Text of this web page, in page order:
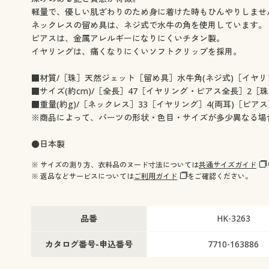
軽量で、優しい肌ざわりのため身に着けた時もひんやりしませ
ネックレスの留め具は、ネジ式で水牛の角を使用しています。
ピアスは、金属アレルギーになりにくいチタン製。
イヤリングは、痛くなりにくいソフトクリップを採用。
■材質/［珠］天然ジェット［留め具］水牛角(ネジ式)［イヤ
■サイズ(約cm)/［全長］47［イヤリング・ピアス全長］2［
■重量(約g)/［ネックレス］33［イヤリング］4(両耳)［ピア
※商品によって、パーツの形状・色目・サイズが多少異なる
●日本製
※ サイズの測り方、衣料品のヌード寸法については共通サイズガイド
※ 返品などサービスについてはご利用ガイド をご確認ください。
品番 HK-3263
カタログ番号-申込番号 7710-163886